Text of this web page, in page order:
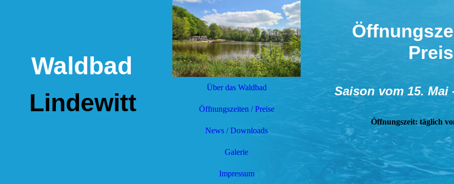
Waldbad
Lindewitt
Über das Waldbad
Öffnungszeiten / Preise
News / Downloads
Galerie
Impressum
Saison vom 15. Mai
Öffnungszeit: täglich